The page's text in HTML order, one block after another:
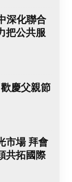
深化聯合
把公共服
慶父親節
市場 拜會
共拓國際